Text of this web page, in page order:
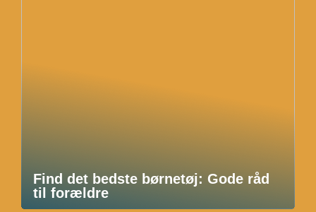
Find det bedste børnetøj: Gode råd
til forældre